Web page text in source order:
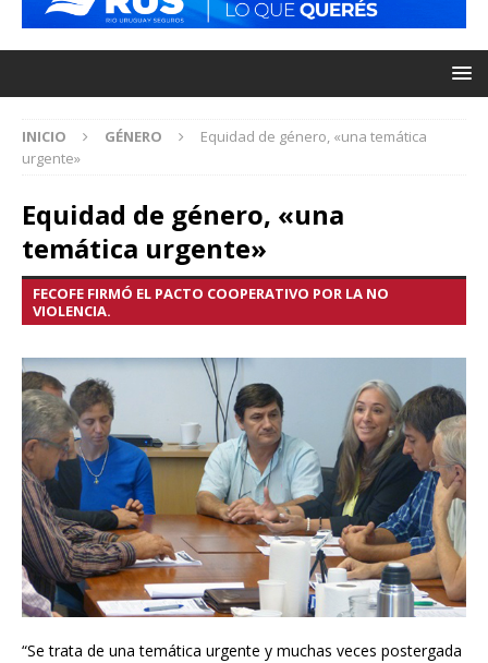
INICIO GÉNERO
Equidad de género, «una temática
urgente»
Equidad de género, «una
temática urgente»
FECOFE FIRMÓ EL PACTO COOPERATIVO POR LA NO
VIOLENCIA.
“Se trata de una temática urgente y muchas veces postergada